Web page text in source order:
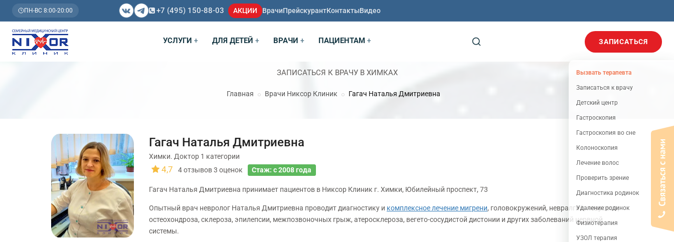
ПН-ВС 8:00-20:00 +7 (495) 150-88-03 АКЦИИ ВрачиПрейскурантКонтактыВидео
УСЛУГИ + ДЛЯ ДЕТЕЙ + ВРАЧИ + ПАЦИЕНТАМ + ЗАПИСАТЬСЯ
ЗАПИСАТЬСЯ К ВРАЧУ В ХИМКАХ
Главная Врачи Никсор Клиник Гагач Наталья Дмитриевна
Гагач Наталья Дмитриевна
Химки. Доктор 1 категории
4,7 4отзывов3 оценок Стаж: с 2008 года
Гагач Наталья Дмитриевна принимает пациентов в Никсор Клиник г. Химки, Юбилейный проспект, 73
Опытный врач невролог Наталья Дмитриевна проводит диагностику и комплексное лечение мигрени, головокружений, невралгий, неврозов,
остеохондроза, склероза, эпилепсии, межпозвоночных грыж, атеросклероза, вегето-сосудистой дистонии и других заболеваний нервной
системы.
Вызвать терапевта
Записаться к врачу
Детский центр
Гастроскопия
Гастроскопия во сне
Колоноскопия
Лечение волос
Проверить зрение
Диагностика родинок
Удаление родинок
Физиотерапия
УЗОЛ терапия